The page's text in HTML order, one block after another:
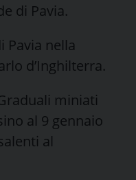
di Pavia.
Pavia nella
d’Inghilterra.
miniati
al 9 gennaio
al